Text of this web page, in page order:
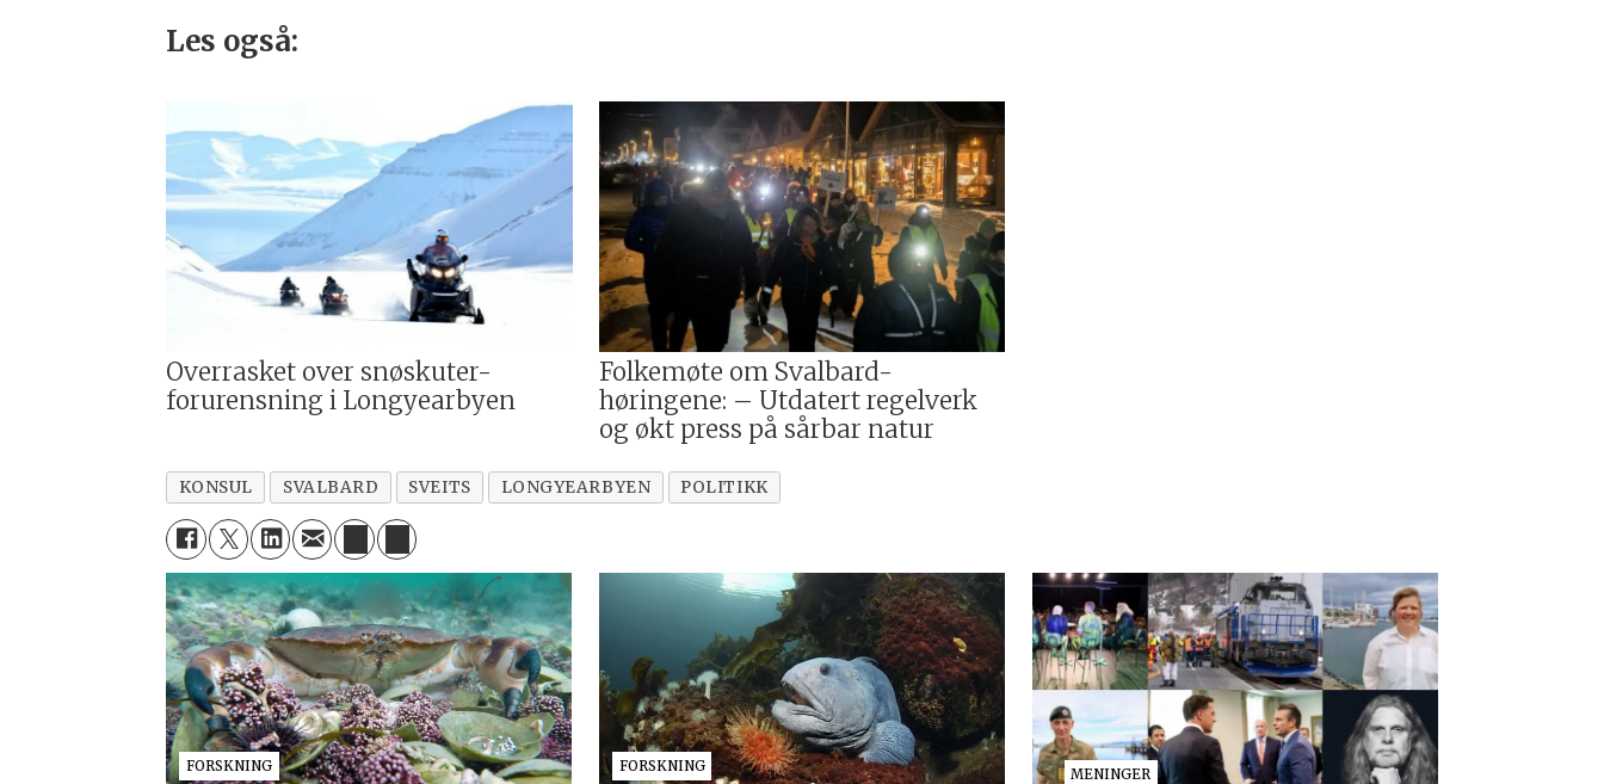
Les også:
Overrasket over snøskuter-
forurensning i Longyearbyen
Folkemøte om Svalbard-
høringene: – Utdatert regelverk
og økt press på sårbar natur
KONSUL SVALBARD SVEITS LONGYEARBYEN POLITIKK
FORSKNING FORSKNING MENINGER